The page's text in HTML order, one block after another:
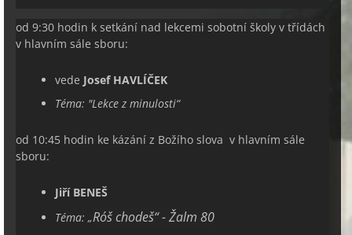
od 9:30 hodin k setkání nad lekcemi sobotní školy v třídách
v hlavním sále sboru:
vede Josef HAVLÍČEK
Téma: "Lekce z minulosti“
od 10:45 hodin ke kázání z Božího slova v hlavním sále
sboru:
Jiří BENEŠ
Téma: „Róš chodeš“ - Žalm 80